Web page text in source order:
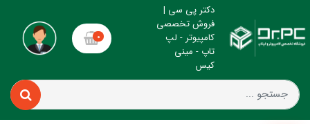
دکتر پی سی |
فروش تخصصی
کامپیوتر - لپ
تاپ - مینی
کیس
0